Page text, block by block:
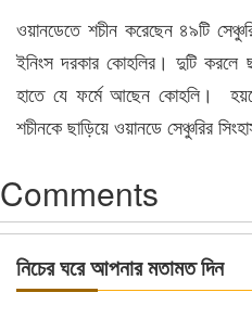
ওয়ানডেতে শচীন করেছেন ৪৯টি
ইনিংস দরকার কোহলির। দুটি করলে
হাতে যে ফর্মে আছেন কোহলি।
শচীনকে ছাড়িয়ে ওয়ানডে সেঞ্চুরির
Comments
নিচের ঘরে আপনার মতামত দিন